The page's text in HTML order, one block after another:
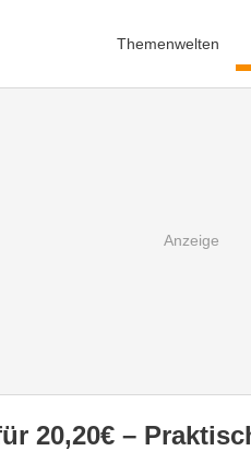
Themenwelten
20,20€ –